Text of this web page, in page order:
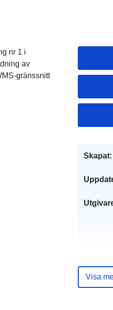
nr 1 i
av
gränssnitt
Skapat:
Visa